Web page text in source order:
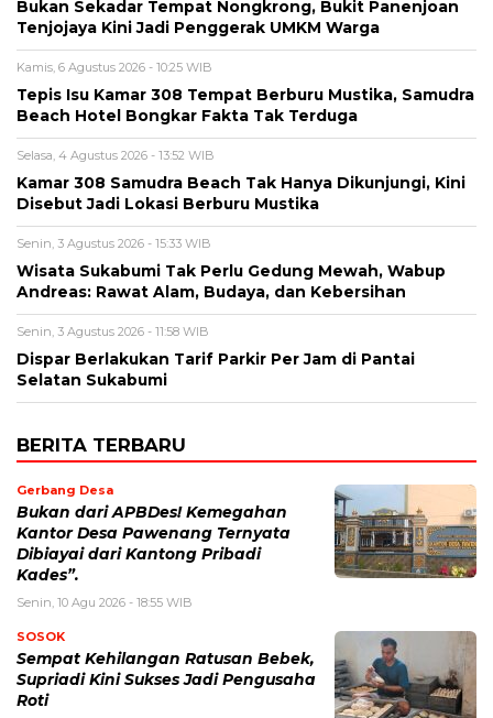
Bukan Sekadar Tempat Nongkrong, Bukit Panenjoan
Tenjojaya Kini Jadi Penggerak UMKM Warga
Kamis, 6 Agustus 2026 - 10:25 WIB
Tepis Isu Kamar 308 Tempat Berburu Mustika, Samudra
Beach Hotel Bongkar Fakta Tak Terduga
Selasa, 4 Agustus 2026 - 13:52 WIB
Kamar 308 Samudra Beach Tak Hanya Dikunjungi, Kini
Disebut Jadi Lokasi Berburu Mustika
Senin, 3 Agustus 2026 - 15:33 WIB
Wisata Sukabumi Tak Perlu Gedung Mewah, Wabup
Andreas: Rawat Alam, Budaya, dan Kebersihan
Senin, 3 Agustus 2026 - 11:58 WIB
Dispar Berlakukan Tarif Parkir Per Jam di Pantai
Selatan Sukabumi
BERITA TERBARU
Gerbang Desa
Bukan dari APBDes! Kemegahan
Kantor Desa Pawenang Ternyata
Dibiayai dari Kantong Pribadi
Kades”.
Senin, 10 Agu 2026 - 18:55 WIB
SOSOK
Sempat Kehilangan Ratusan Bebek,
Supriadi Kini Sukses Jadi Pengusaha
Roti